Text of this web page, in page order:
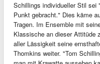
Schillings individueller Stil sei
Punkt gebracht." Dies käme
Tragen. Im Ensemble mit
Klassische an dieser Attitüde
aller Lässigkeit seine
Thomkins weiter. "Tom